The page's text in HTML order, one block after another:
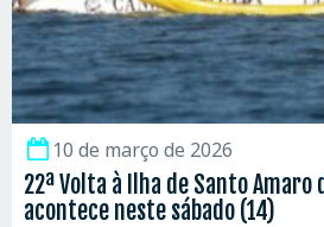
10 de março de 2026
22ª Volta à Ilha de Santo Amaro
acontece neste sábado (14)